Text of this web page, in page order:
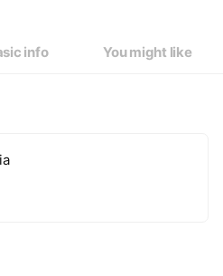
info You might like